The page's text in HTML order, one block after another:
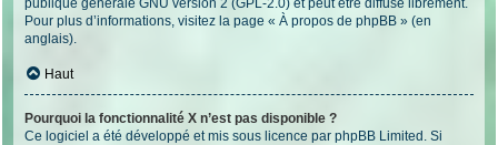
publique générale GNU version 2 (GPL-2.0) et peut être diffusé librement.
Pour plus d’informations, visitez la page « À propos de phpBB » (en
anglais).
Haut
Pourquoi la fonctionnalité X n’est pas disponible ?
Ce logiciel a été développé et mis sous licence par phpBB Limited. Si